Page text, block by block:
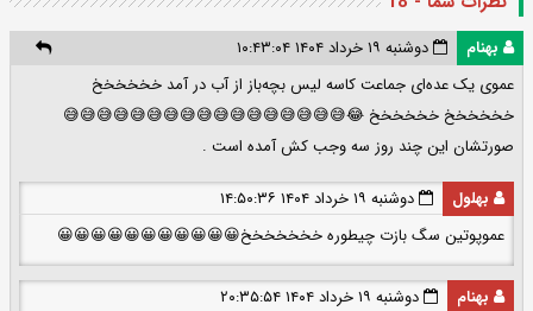
بهنام
دوشنبه ۱۹ خرداد ۱۴۰۴ ۱۰:۴۳:۰۴
عموی یک عده‌ای جماعت کاسه لیس بچه‌باز از آب در آمد خخخخخخ
خخخخخخ خخخخخخ 😂😅😅😅😅😅😅😅😅😅😅😅😅😅😅😅😅😅
صورتشان این چند روز سه وجب کش آمده است .
بهلول
دوشنبه ۱۹ خرداد ۱۴۰۴ ۱۴:۵۰:۳۶
عموپوتین سگ بازت چیطوره خخخخخخخ😀😀😀😀😀😀😀😀😀😀😀
بهنام
دوشنبه ۱۹ خرداد ۱۴۰۴ ۲۰:۳۵:۵۴